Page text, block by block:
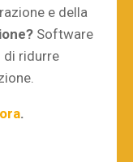
e della
Software
di ridurre
.